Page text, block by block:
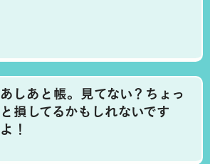
あしあと帳。見てない？ちょっ
と損してるかもしれないです
よ！